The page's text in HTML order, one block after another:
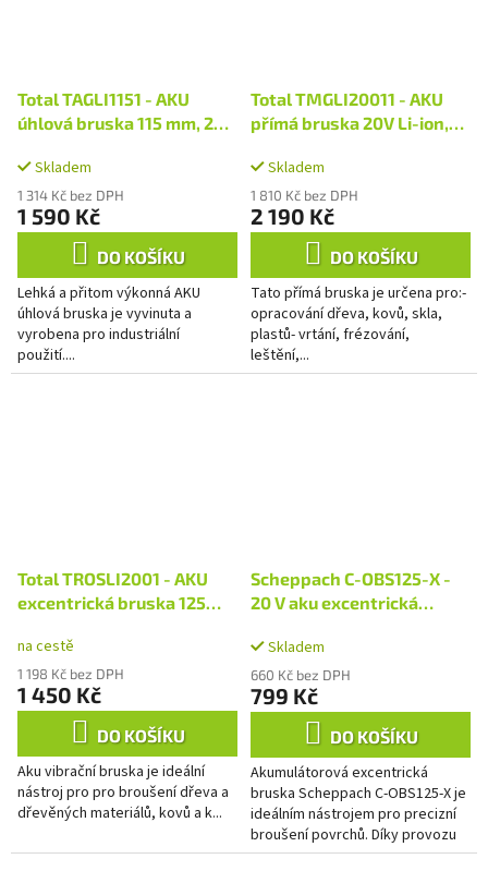
Total TAGLI1151 - AKU
úhlová bruska 115 mm, 20V
baterie a nabíječky,
industrial
Skladem
1 314 Kč bez DPH
1 590 Kč
DO KOŠÍKU
Lehká a přitom výkonná AKU
úhlová bruska je vyvinuta a
vyrobena pro industriální
použití....
Total TMGLI20011 - AKU
přímá bruska 20V Li-ion,
nabíječkou
Skladem
1 810 Kč bez DPH
2 190 Kč
DO KOŠÍKU
Tato přímá bruska je určena pro:-
opracování dřeva, kovů, skla,
plastů- vrtání, frézování,
leštění,...
Total TROSLI2001 - AKU
excentrická bruska 125
bez baterie a nabíječky,
industrial
na cestě
1 198 Kč bez DPH
1 450 Kč
DO KOŠÍKU
Aku vibrační bruska je ideální
nástroj pro pro broušení dřeva a
dřevěných materiálů, kovů a k...
Scheppach C-OBS125-X -
20 V aku excentrická
nabíječky)
Skladem
660 Kč bez DPH
799 Kč
DO KOŠÍKU
Akumulátorová excentrická
bruska Scheppach C-OBS125-X je
ideálním nástrojem pro precizní
broušení povrchů. Díky provozu
bez kabelu nabízí tato bruska